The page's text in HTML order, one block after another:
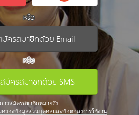
หรือ
ครสมาชิกด้วย Email
หรือ
สมัครสมาชิกด้วย SMS
การสมัครสมาชิกหมายถึง
ครองข้อมูลส่วนบุคคลและข้อตกลงการใช้งาน